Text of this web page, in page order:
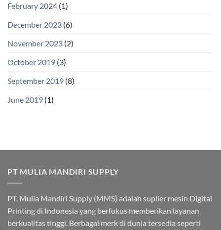
February 2024 (1)
December 2023 (6)
November 2023 (2)
October 2019 (3)
September 2019 (8)
June 2019 (1)
PT MULIA MANDIRI SUPPLY
PT. Mulia Mandiri Supply (MMS) adalah suplier mesin Digital
Printing di Indonesia yang berfokus memberikan layanan
berkualitas tinggi. Berbagai merk di dunia tersedia seperti